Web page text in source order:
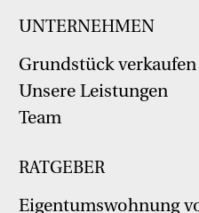
UNTERNEHMEN
Grundstück verkaufen
Unsere Leistungen
Team
RATGEBER
Eigentumswohnung